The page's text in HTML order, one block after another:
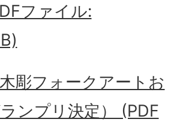
ファイル:
彫フォークアートお
ンプリ決定） (PDF